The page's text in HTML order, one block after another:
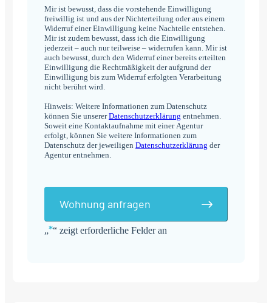
„*“ zeigt erforderliche Felder an
Mir ist bewusst, dass die vorstehende Einwilligung
freiwillig ist und aus der Nichterteilung oder aus einem
Widerruf einer Einwilligung keine Nachteile entstehen.
Mir ist zudem bewusst, dass ich die Einwilligung
jederzeit – auch nur teilweise – widerrufen kann. Mir ist
auch bewusst, durch den Widerruf einer bereits erteilten
Einwilligung die Rechtmäßigkeit der aufgrund der
Einwilligung bis zum Widerruf erfolgten Verarbeitung
nicht berührt wird.
Hinweis: Weitere Informationen zum Datenschutz
können Sie unsererDatenschutzerklärung entnehmen.
Soweit eine Kontaktaufnahme mit einer Agentur
erfolgt, können Sie weitere Informationen zum
Datenschutz der jeweiligen Datenschutzerklärung der
Agentur entnehmen.
Wohnung anfragen